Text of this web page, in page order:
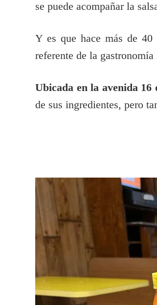
se puede acompañar la
Y es que hace más de
referente de la
Ubicada en la avenida 16
de sus ingredientes, pero